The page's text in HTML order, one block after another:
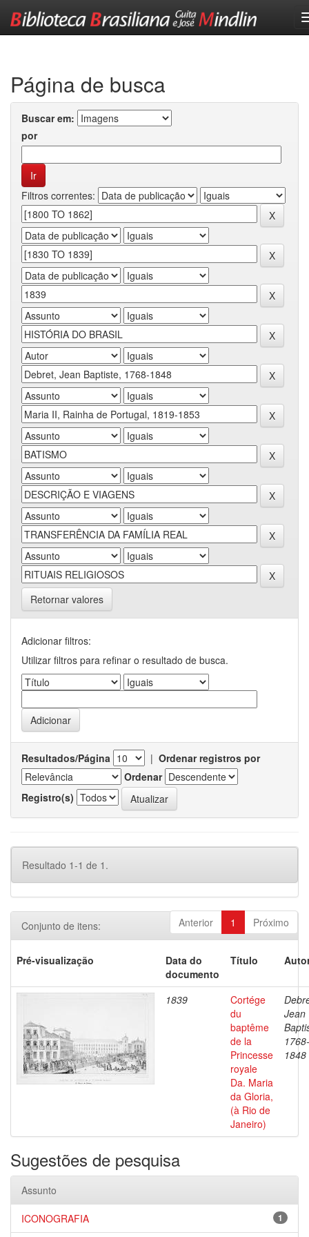
Página de busca
Buscar em:
por
Filtros correntes:
Retornar valores
Adicionar filtros:
Utilizar filtros para refinar o resultado de busca.
Resultados/Página | Ordenar registros por
Ordenar
Registro(s)
Resultado 1-1 de 1.
Anterior 1 Próximo
Conjunto de itens:
Pré-visualização
Data do
documento
Título
1839
Cortége
du
baptême
de la
Princesse
royale
Da. Maria
da Gloria,
(à Rio de
Janeiro)
Jean
1768-
1848
Sugestões de pesquisa
Assunto
1
ICONOGRAFIA